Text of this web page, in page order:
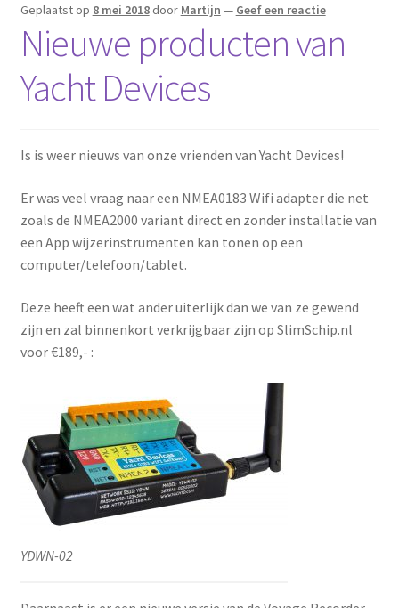
Geplaatst op 8 mei 2018 door Martijn — Geef een reactie
Nieuwe producten van
Yacht Devices
Is is weer nieuws van onze vrienden van Yacht Devices!
Er was veel vraag naar een NMEA0183 Wifi adapter die net
zoals de NMEA2000 variant direct en zonder installatie van
een App wijzerinstrumenten kan tonen op een
computer/telefoon/tablet.
Deze heeft een wat ander uiterlijk dan we van ze gewend
zijn en zal binnenkort verkrijgbaar zijn op SlimSchip.nl
voor €189,- :
YDWN-02